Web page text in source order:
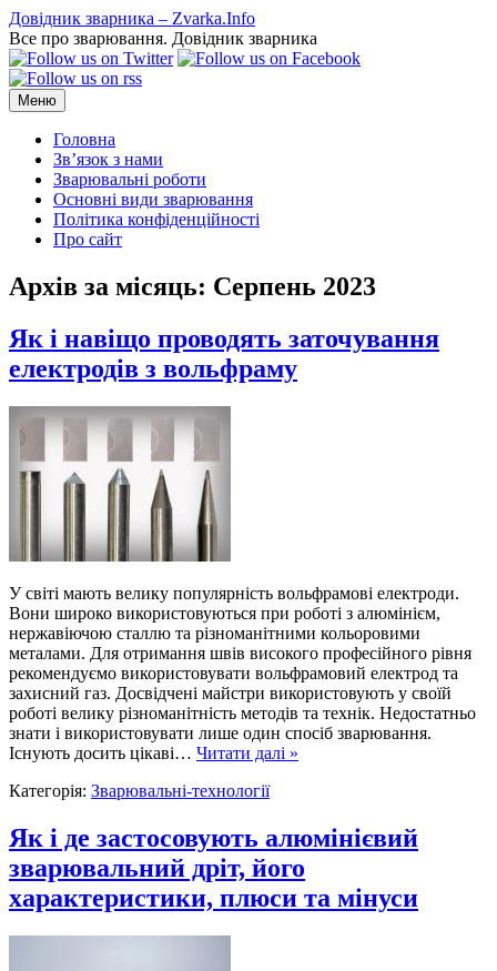
Перейти
до
вмісту
Довідник зварника – Zvarka.Info
Все про зварювання. Довідник зварника
Меню
Головна
Зв’язок з нами
Зварювальні роботи
Основні види зварювання
Політика конфіденційності
Про сайт
Архів за місяць: Серпень 2023
Як і навіщо проводять заточування
електродів з вольфраму
У світі мають велику популярність вольфрамові електроди.
Вони широко використовуються при роботі з алюмінієм,
нержавіючою сталлю та різноманітними кольоровими
металами. Для отримання швів високого професійного рівня
рекомендуємо використовувати вольфрамовий електрод та
захисний газ. Досвідчені майстри використовують у своїй
роботі велику різноманітність методів та технік. Недостатньо
знати і використовувати лише один спосіб зварювання.
Існують досить цікаві… Читати далі »
Категорія: Зварювальні-технології
Як і де застосовують алюмінієвий
зварювальний дріт, його
характеристики, плюси та мінуси